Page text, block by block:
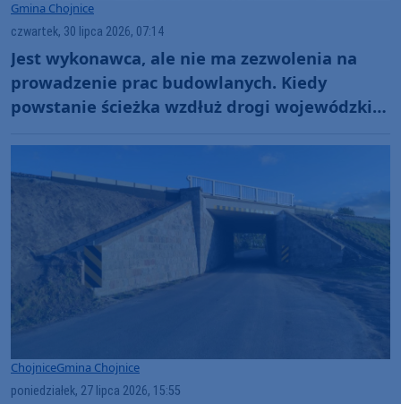
Gmina Chojnice
czwartek, 30 lipca 2026, 07:14
Jest wykonawca, ale nie ma zezwolenia na
prowadzenie prac budowlanych. Kiedy
powstanie ścieżka wzdłuż drogi wojewódzkiej
ChojniceGmina Chojnice
poniedziałek, 27 lipca 2026, 15:55